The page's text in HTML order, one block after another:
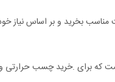
بخرید و بر اساس نیاز
که برای .خرید چسب حرارتی